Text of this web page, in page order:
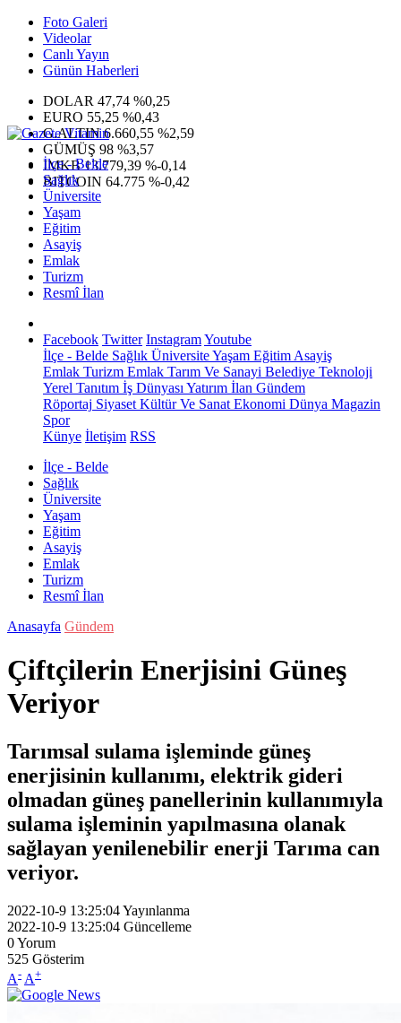
Foto Galeri
Videolar
Canlı Yayın
Günün Haberleri
DOLAR 47,74 %0,25
EURO 55,25 %0,43
G.ALTIN6.660,55 %2,59
GÜMÜŞ 98 %3,57
IMKB13.779,39 %-0,14
BITCOIN 64.775 %-0,42
İlçe - Belde
Sağlık
Üniversite
Yaşam
Eğitim
Asayiş
Emlak
Turizm
Resmî İlan
Facebook Twitter InstagramYoutube
İlçe - Belde Sağlık ÜniversiteYaşam Eğitim Asayiş
Emlak Turizm Emlak Tarım Ve Sanayi Belediye Teknoloji
Yerel Tanıtım İş Dünyası Yatırım İlan Gündem
Röportaj Siyaset Kültür Ve Sanat Ekonomi Dünya Magazin
Spor
Künye İletişim RSS
İlçe - Belde
Sağlık
Üniversite
Yaşam
Eğitim
Asayiş
Emlak
Turizm
Resmî İlan
Anasayfa Gündem
Çiftçilerin Enerjisini Güneş
Veriyor
Tarımsal sulama işleminde güneş
enerjisinin kullanımı, elektrik gideri
olmadan güneş panellerinin kullanımıyla
sulama işleminin yapılmasına olanak
sağlayan yenilenebilir enerji Tarıma can
veriyor.
2022-10-9 13:25:04Yayınlanma
2022-10-9 13:25:04 Güncelleme
0Yorum
525 Gösterim
A- A+